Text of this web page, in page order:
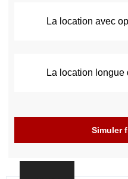
La location avec
La location longue
Simuler